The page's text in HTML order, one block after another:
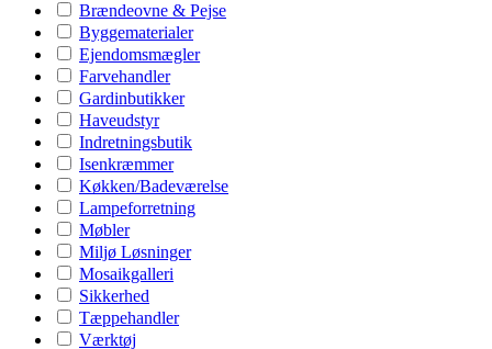
Brændeovne & Pejse
Byggematerialer
Ejendomsmægler
Farvehandler
Gardinbutikker
Haveudstyr
Indretningsbutik
Isenkræmmer
Køkken/Badeværelse
Lampeforretning
Møbler
Miljø Løsninger
Mosaikgalleri
Sikkerhed
Tæppehandler
Værktøj